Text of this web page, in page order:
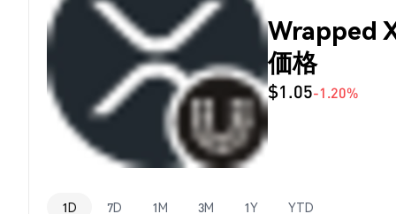
Wrapped
価格
$1.05-1.20%
1D 7D 1M 3M 1Y YTD